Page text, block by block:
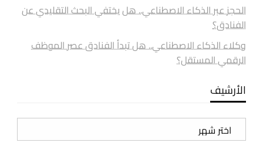
الحجز عبر الذكاء الاصطناعي.. هل يختفي البحث التقليدي عن
الفنادق؟
وكلاء الذكاء الاصطناعي.. هل تبدأ الفنادق عصر الموظف
الرقمي المستقل؟
الأرشيف
الأرشيف